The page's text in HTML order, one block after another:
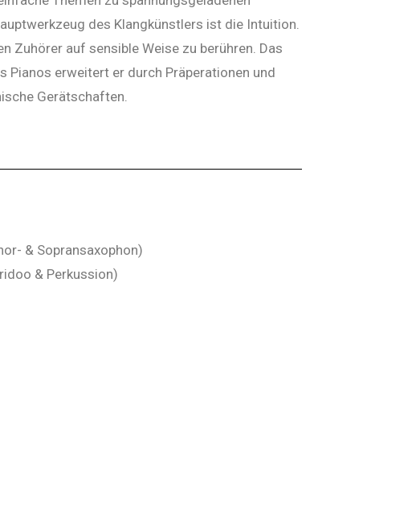
des Klangkünstlers ist die Intuition.
Zuhörer auf sensible Weise zu berühren. Das
Pianos erweitert er durch Präperationen und
Gerätschaften.
& Sopransaxophon)
& Perkussion)